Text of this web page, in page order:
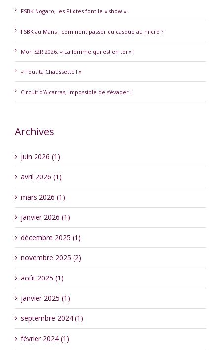
FSBK Nogaro, les Pilotes font le « show » !
FSBK au Mans : comment passer du casque au micro ?
Mon S2R 2026, « La femme qui est en toi » !
« Fous ta Chaussette ! »
Circuit d’Alcarras, impossible de s’évader !
Archives
juin 2026 (1)
avril 2026 (1)
mars 2026 (1)
janvier 2026 (1)
décembre 2025 (1)
novembre 2025 (2)
août 2025 (1)
janvier 2025 (1)
septembre 2024 (1)
février 2024 (1)